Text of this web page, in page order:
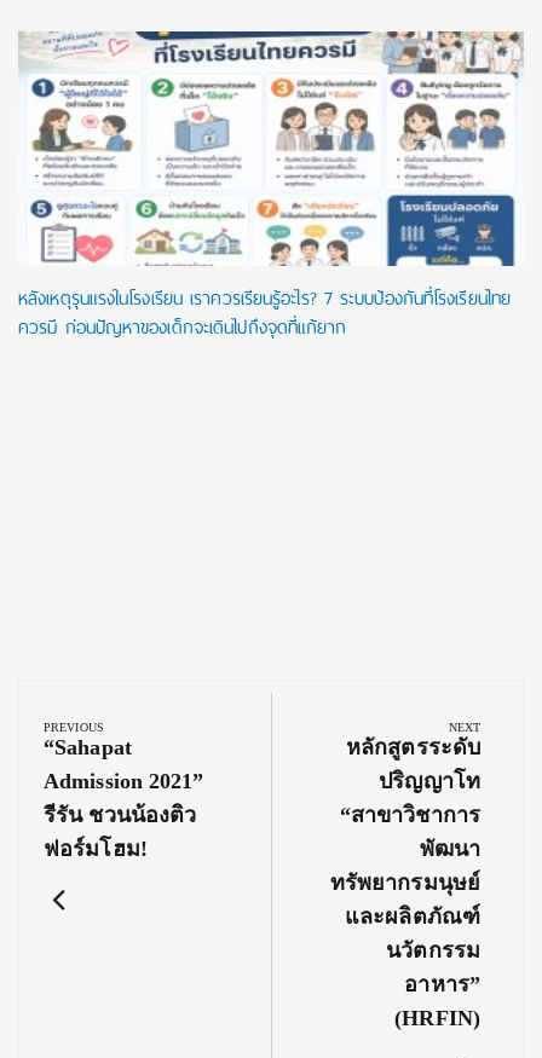
หลังเหตุรุนแรงในโรงเรียน เราควรเรียนรู้อะไร? 7 ระบบป้องกันที่โรงเรียนไทย
ควรมี ก่อนปัญหาของเด็กจะเดินไปถึงจุดที่แก้ยาก
navigation
PREVIOUS
Previous
Post:
“Sahapat
Admission 2021”
รีรัน ชวนน้องติว
ฟอร์มโฮม!
NEXT
Next
Post:
หลักสูตรระดับ
ปริญญาโท
“สาขาวิชาการ
พัฒนา
ทรัพยากรมนุษย์
และผลิตภัณฑ์
นวัตกรรม
อาหาร”
(HRFIN)